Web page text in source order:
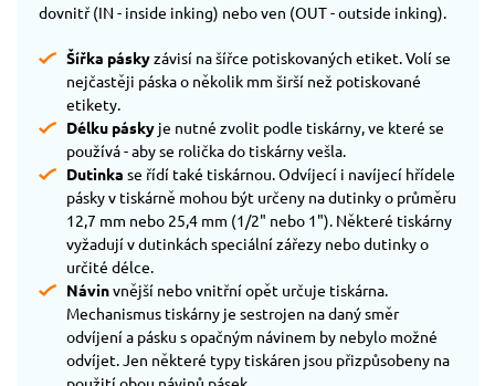
dovnitř (IN - inside inking) nebo ven (OUT - outside inking).
Šířka páskyzávisí na šířce potiskovaných etiket. Volí se
nejčastěji páska o několik mm širší než potiskované
etikety.
Délku pásky je nutné zvolit podle tiskárny, ve které se
používá - aby se rolička do tiskárny vešla.
Dutinka se řídí také tiskárnou. Odvíjecí i navíjecí hřídele
pásky v tiskárně mohou být určeny na dutinky o průměru
12,7 mm nebo 25,4 mm (1/2" nebo 1"). Některé tiskárny
vyžadují v dutinkách speciální zářezy nebo dutinky o
určité délce.
Návinvnější nebo vnitřní opět určuje tiskárna.
Mechanismus tiskárny je sestrojen na daný směr
odvíjení a pásku s opačným návinem by nebylo možné
odvíjet. Jen některé typy tiskáren jsou přizpůsobeny na